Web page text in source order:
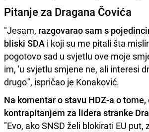
Pitanje za Dragana Čovića
"Jesam, razgovarao sam s
bliski SDA i koji su me pitali šta
pogotovo sad u svjetlu ove moje
im, 'u svjetlu smjene ne, ali interesi
drugo'", ispričao je Konaković.
Na komentar o stavu HDZ-a o
kontrapitanjem za lidera stranke
"Evo, ako SNSD želi blokirati EU put,